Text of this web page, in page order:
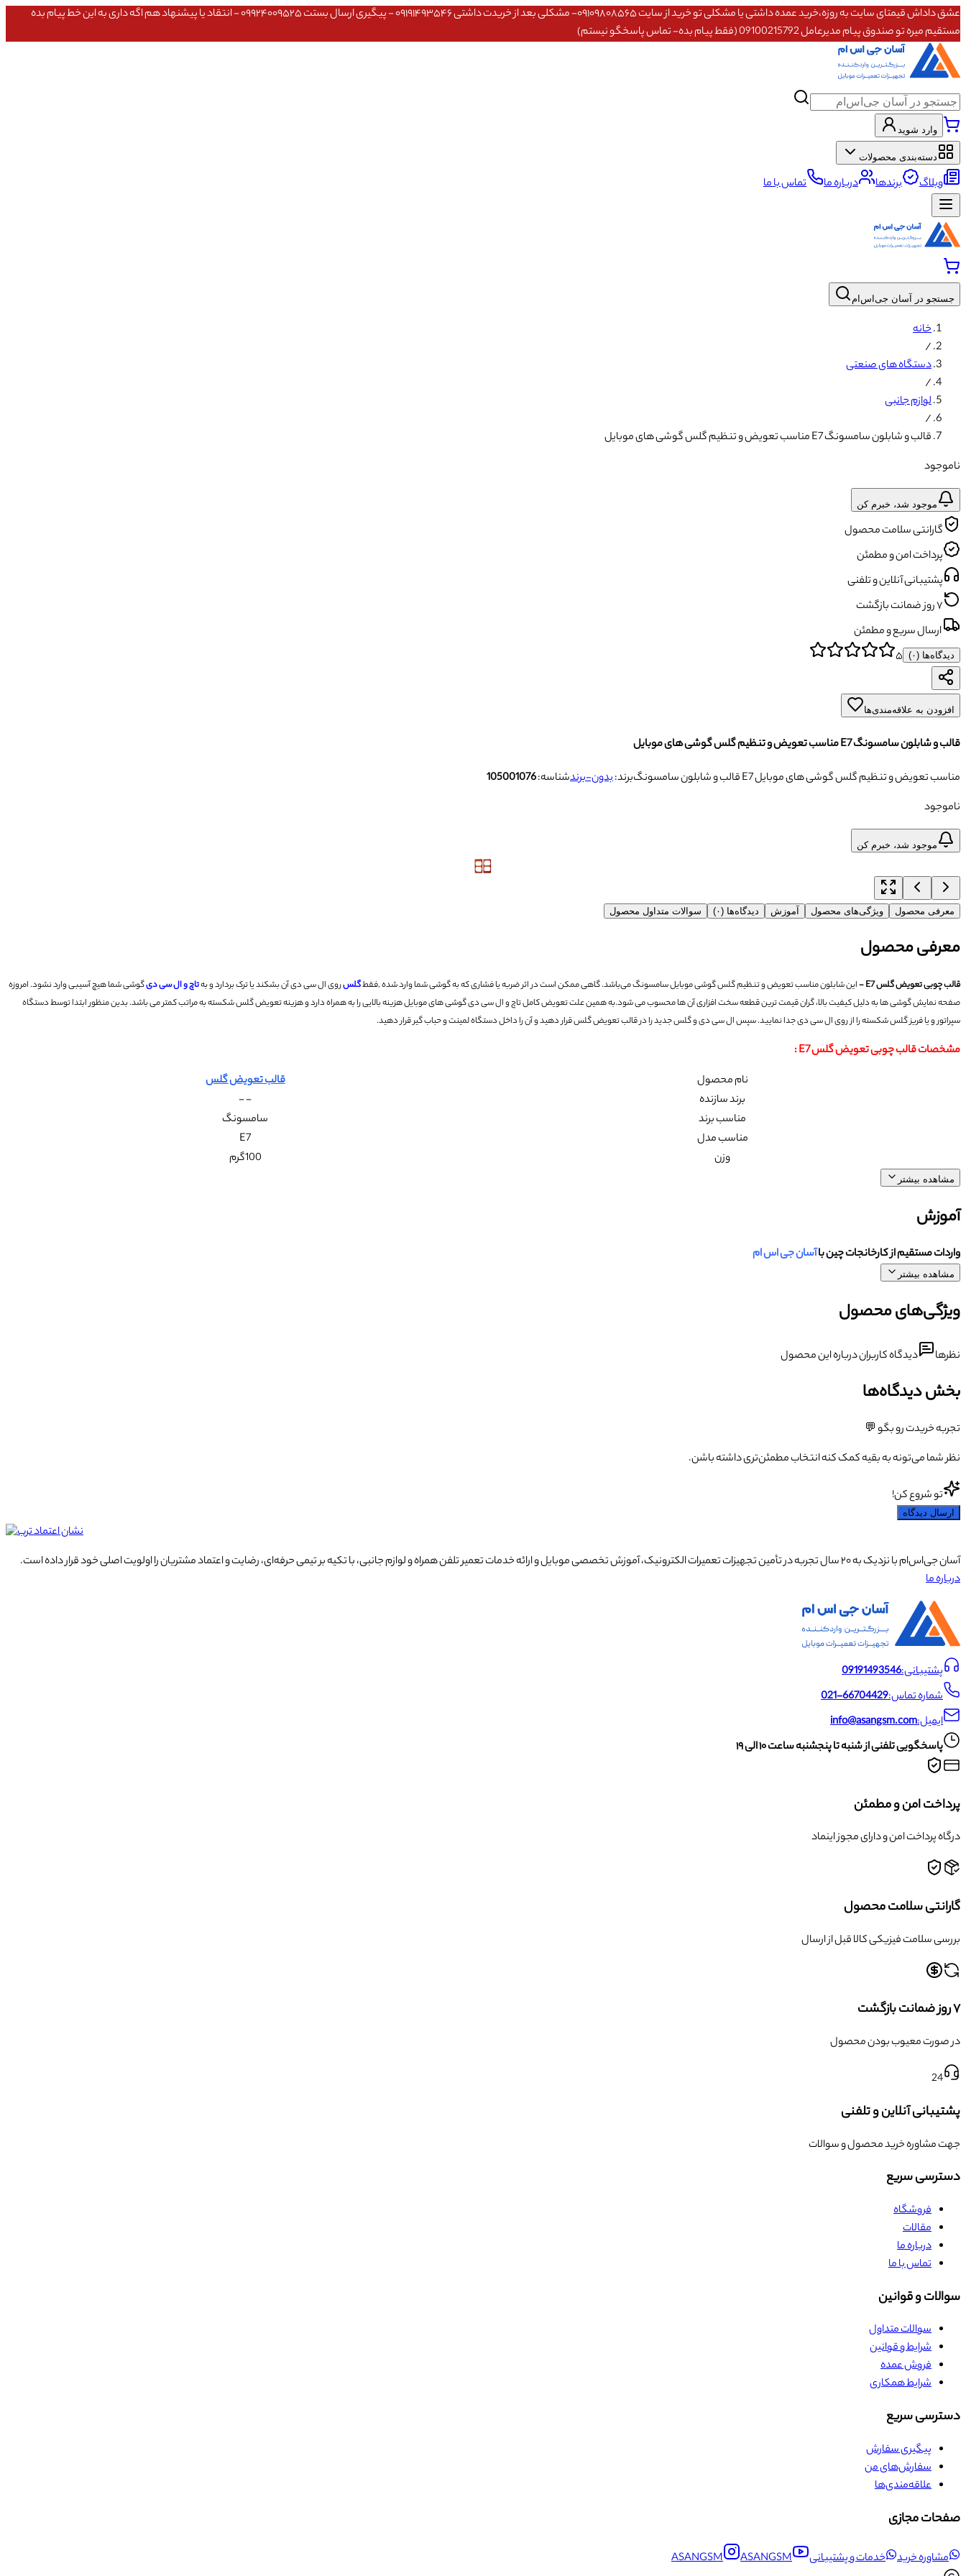
عشق داداش قیمتای سایت به روزه،خرید عمده داشتی یا مشکلی تو خرید از سایت ۰۹۱۰۹۸۰۸۵۶۵- مشکلی بعد از خریدت داشتی ۰۹۱۹۱۴۹۳۵۴۶ - پیگیری ارسال بستت ۰۹۹۲۴۰۰۹۵۲۵ - انتقاد یا پیشنهاد هم اگه داری به این خط پیام بده
مستقیم میره تو صندوق پیام مدیرعامل 09100215792 (فقط پیام بده- تماس پاسخگو نیستم)
وارد شوید
دسته‌بندی محصولات
وبلاگ برندها درباره ما تماس با ما
جستجو در آسان جی‌اس‌ام
خانه
/
دستگاه های صنعتی
/
لوازم جانبی
/
قالب و شابلون سامسونگ E7 مناسب تعویض و تنظیم گلس گوشی های موبایل
ناموجود
موجود شد، خبرم کن
گارانتی سلامت محصول
پرداخت امن و مطمئن
پشتیبانی آنلاین و تلفنی
۷ روز ضمانت بازگشت
ارسال سریع و مطمئن
دیدگاه‌ها (۰) ۵
افزودن به علاقه‌مندی‌ها
قالب و شابلون سامسونگ E7 مناسب تعویض و تنظیم گلس گوشی های موبایل
قالب و شابلون سامسونگ E7 مناسب تعویض و تنظیم گلس گوشی های موبایل
برند:بدون-برندشناسه:105001076
ناموجود
موجود شد، خبرم کن
معرفی محصول ویژگی‌های محصول آموزش دیدگاه‌ها (۰) سوالات متداول محصول
معرفی محصول
قالب چوبی تعویض گلس E7 - این شابلون مناسب تعویض و تنظیم گلس گوشی موبایل سامسونگ می‌باشد. گاهی ممکن است در اثر ضربه یا فشاری که به گوشی شما وارد شده ,فقطگلسروی ال سی دی آن بشکند یا ترک بردارد و بهتاچ و ال سی دیگوشی شما هیچ آسیبی وارد نشود.امروزه
صفحه نمایش گوشی ها به دلیل کیفیت بالا، گران قیمت ترین قطعه سخت افزاری آن ها محسوب می‌ شود.به همین علت تعویض کامل تاچ و ال سی دی گوشی های موبایل هزینه بالایی را به همراه دارد و هزینه تعویض گلس شکسته به مراتب کمتر می باشد. بدین منظور ابتدا توسط دستگاه
سپراتور و یا فریز گلس شکسته را از روی ال سی دی جدا نمایید. سپس ال سی دی و گلس جدید را در قالب تعویض گلس قرار دهید و آن را داخل دستگاه لمینت و حباب گیر قرار دهید.
مشخصات قالب چوبی تعویض گلسE7
:
نام محصول
قالب تعویض گلس
برند سازنده
- -
مناسب برند
سامسونگ
مناسب مدل
E7
وزن
100گرم
مشاهده بیشتر
آموزش
واردات مستقیم از کارخانجات چین باآسان جی اس ام
مشاهده بیشتر
ویژگی‌های محصول
نظرها دیدگاه کاربران درباره این محصول
بخش دیدگاه‌ها
تجربه خریدت رو بگو 💬
نظر شما می‌تونه به بقیه کمک کنه انتخاب مطمئن‌تری داشته باشن.
تو شروع کن!
ارسال دیدگاه
آسان جی‌اس‌ام با نزدیک به ۲۰ سال تجربه در تأمین تجهیزات تعمیرات الکترونیک، آموزش تخصصی موبایل و ارائه خدمات تعمیر تلفن همراه و لوازم جانبی، با تکیه بر تیمی حرفه‌ای، رضایت و اعتماد مشتریان را اولویت اصلی خود قرار داده است.
درباره ما
پشتیبانی:09191493546
شماره تماس:021-66704429
ایمیل:info@asangsm.com
پاسخگویی تلفنی از شنبه تا پنجشنبه ساعت ۱۰ الی ۱۹
پرداخت امن و مطمئن
درگاه پرداخت امن و دارای مجوز اینماد
گارانتی سلامت محصول
بررسی سلامت فیزیکی کالا قبل از ارسال
۷ روز ضمانت بازگشت
در صورت معیوب بودن محصول
24
پشتیبانی آنلاین و تلفنی
جهت مشاوره خرید محصول و سوالات
دسترسی سریع
فروشگاه
مقالات
درباره ما
تماس با ما
سوالات و قوانین
سوالات متداول
شرایط و قوانین
فروش عمده
شرایط همکاری
دسترسی سریع
پیگیری سفارش
سفارش‌های من
علاقه‌مندی‌ها
صفحات مجازی
مشاوره خرید خدمات و پشتیبانی ASANGSM
ASANGSM